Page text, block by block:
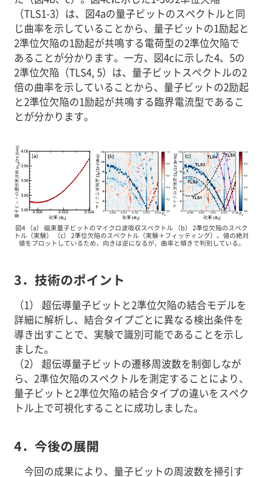
（TLS1-3）は、図4aの量子ビットのスペクトルと同
じ曲率を示していることから、量子ビットの1励起と
2準位欠陥の1励起が共鳴する電荷型の2準位欠陥で
あることが分かります。一方、図4cに示した4、5の
2準位欠陥（TLS4, 5）は、量子ビットスペクトルの2
倍の曲率を示していることから、量子ビットの2励起
と2準位欠陥の1励起が共鳴する臨界電流型であるこ
とが分かります。
図4 （a） 磁束量子ビットのマイクロ波吸収スペクトル （b） 2準位欠陥のスペク
トル（実験） （c） 2準位欠陥のスペクトル（実験＋フィッティング）。値の絶対
値をプロットしているため、向きは逆になるが、曲率と傾きで判別している。
3．技術のポイント
（1） 超伝導量子ビットと2準位欠陥の結合モデルを
詳細に解析し、結合タイプごとに異なる検出条件を
導き出すことで、実験で識別可能であることを示し
ました。
（2） 超伝導量子ビットの遷移周波数を制御しなが
ら、2準位欠陥のスペクトルを測定することにより、
量子ビットと2準位欠陥の結合タイプの違いをスペク
トル上で可視化することに成功しました。
4．今後の展開
今回の成果により、量子ビットの周波数を掃引す